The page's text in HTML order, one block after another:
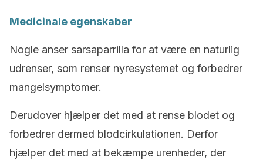
Medicinale egenskaber
Nogle anser sarsaparrilla for at være en naturlig
udrenser, som renser nyresystemet og forbedrer
mangelsymptomer.
Derudover hjælper det med at rense blodet og
forbedrer dermed blodcirkulationen. Derfor
hjælper det med at bekæmpe urenheder, der